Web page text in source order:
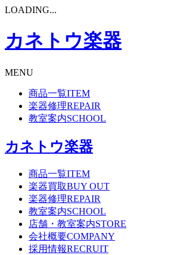
LOADING...
カネトウ楽器
MENU
商品一覧ITEM
楽器修理REPAIR
教室案内SCHOOL
カネトウ楽器
商品一覧ITEM
楽器買取BUY OUT
楽器修理REPAIR
教室案内SCHOOL
店舗・教室案内STORE
会社概要COMPANY
採用情報RECRUIT